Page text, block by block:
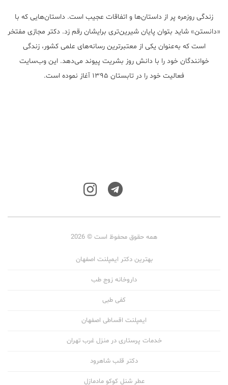
زندگی روزمره پر از داستان‌ها و اتفاقات عجیب است. داستان‌هایی که با
«دانستن» شاید بتوان پایان شیرین‌تری برایشان رقم زد. دکتر مجازی مفتخر
است که به‌عنوان یکی از معتبر‌ترین رسانه‌های علمی کشور، زندگی
خوانندگان خود را با دانش روز بشریت پیوند می‌دهد. این وب‌سایت
فعالیت خود را در تابستان ۱۳۹۵ آغاز نموده است.
همه حقوق محفوظ است © 2026
بهترین دکتر ایمپلنت اصفهان
داروخانه زوج طب
کفی طبی
ایمپلنت اقساطی اصفهان
خدمات پرستاری در منزل غرب تهران
دکتر قلب شاهرود
عطر شنل کوکو مادمازل